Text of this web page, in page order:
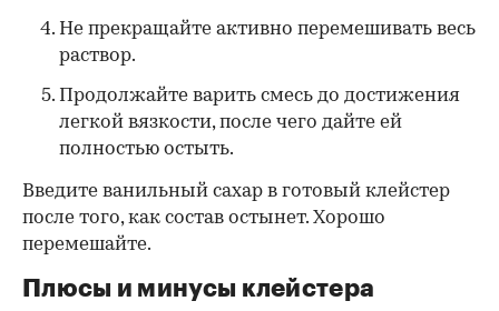
Не прекращайте активно перемешивать весь
раствор.
Продолжайте варить смесь до достижения
легкой вязкости, после чего дайте ей
полностью остыть.
Введите ванильный сахар в готовый клейстер
после того, как состав остынет. Хорошо
перемешайте.
Плюсы и минусы клейстера